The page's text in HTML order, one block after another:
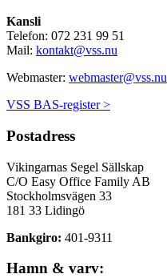
Kansli
Telefon: 072 231 99 51
Mail: kontakt@vss.nu
Webmaster: webmaster@vss.nu
VSS BAS-register >
Postadress
Vikingarnas Segel Sällskap
C/O Easy Office Family AB
Stockholmsvägen 33
181 33 Lidingö
Bankgiro: 401-9311
Hamn & varv: